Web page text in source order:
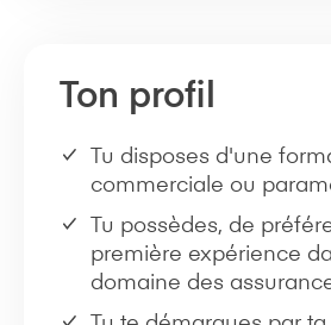
Ton profil
Tu disposes d'une
commerciale ou
Tu possèdes, de
première expérience
domaine des